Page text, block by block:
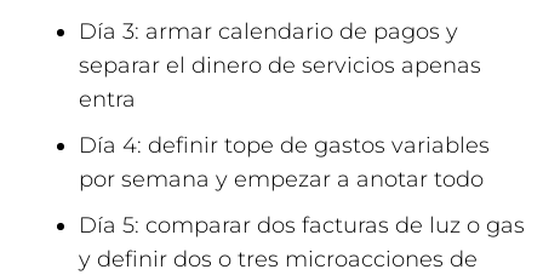
Día 3: armar calendario de pagos y
separar el dinero de servicios apenas
entra
Día 4: definir tope de gastos variables
por semana y empezar a anotar todo
Día 5: comparar dos facturas de luz o gas
y definir dos o tres microacciones de